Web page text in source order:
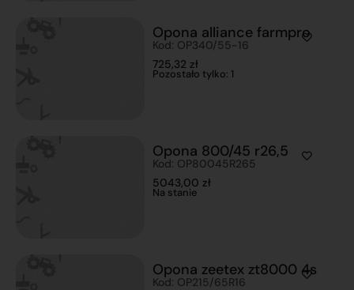
Opona alliance farmpro
Kod: OP340/55-16
725,32 zł
Pozostało tylko: 1
Opona 800/45 r26,5
Kod: OP80045R265
5043,00 zł
Na stanie
Opona zeetex zt8000 4s
Kod: OP215/65R16